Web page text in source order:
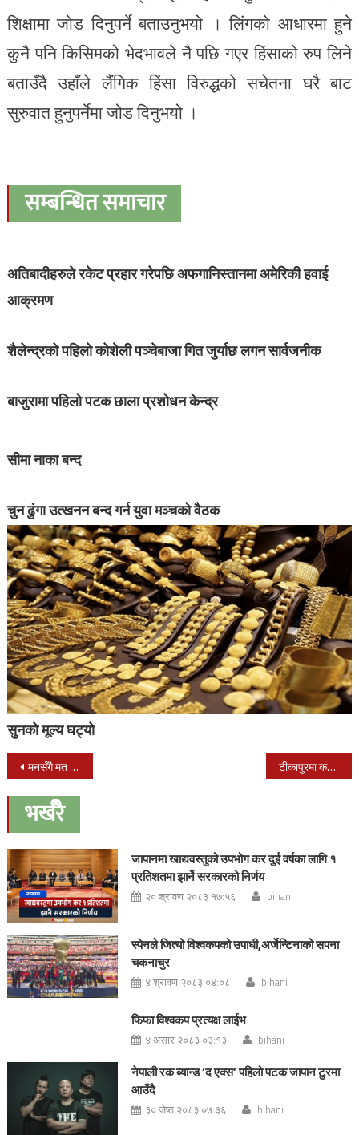
शिक्षामा जोड दिनुपर्ने बताउनुभयो । लिंगको आधारमा हुने
कुनै पनि किसिमको भेदभावले नै पछि गएर हिंसाको रुप लिने
बताउँदै उहाँले लैंगिक हिंसा विरुद्धको सचेतना घरै बाट
सुरुवात हुनुपर्नेमा जोड दिनुभयो ।
सम्बन्धित समाचार
अतिबादीहरुले रकेट प्रहार गरेपछि अफगानिस्तानमा अमेरिकी हवाई
आक्रमण
शैलेन्द्रको पहिलो कोशेली पञ्चेबाजा गित जुर्याछ लगन सार्वजनीक
बाजुरामा पहिलो पटक छाला प्रशोधन केन्द्र
सीमा नाका बन्द
चुन ढुंगा उत्खनन बन्द गर्न युवा मञ्चको वैठक
सुनको मूल्य घट्यो
Post
navigation
मनसँगै मत फेर्ने तयारीमा मतदाताहरु टीकापुरमा ककस कार्यक्रम सम्पन्न
भर्खरै
जापानमा खाद्यवस्तुको उपभोग कर दुई वर्षका लागि १
प्रतिशतमा झार्ने सरकारको निर्णय
२० श्रावण २०८३ १७:५६ bihani
स्पेनले जित्यो विश्वकपको उपाधी,अर्जेन्टिनाको सपना
चकनाचुर
४ श्रावण २०८३ ०४:०८ bihani
फिफा विश्वकप प्रत्यक्ष लाईभ
४ असार २०८३ ०३:१३ bihani
नेपाली रक ब्यान्ड ‘द एक्स’ पहिलो पटक जापान टुरमा
आउँदै
३० जेष्ठ २०८३ ०७:३६ bihani